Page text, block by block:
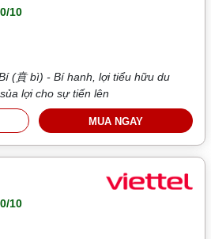
10
(賁 bì) - Bí hanh, lợi tiểu hữu du
lợi cho sự tiến lên
MUA NGAY
10